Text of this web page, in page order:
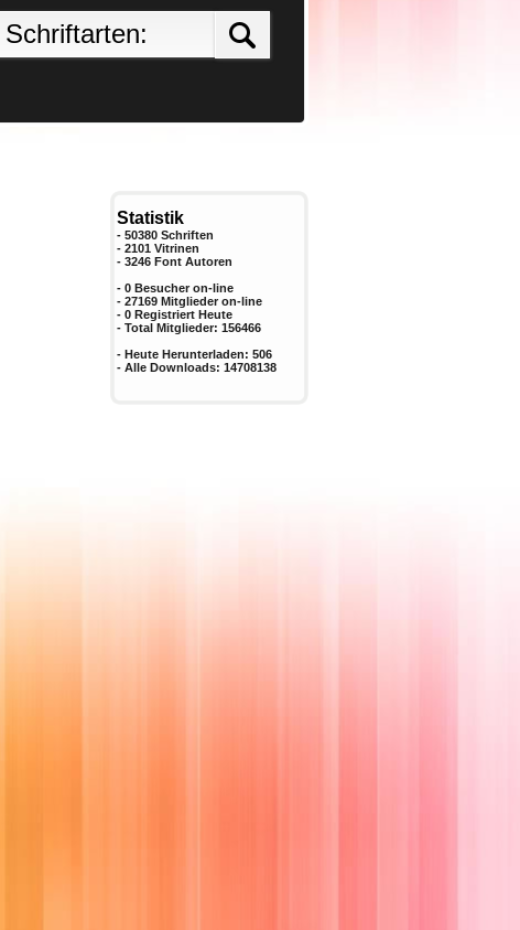
Statistik
- 50380 Schriften
- 2101 Vitrinen
- 3246 Font Autoren
- 0 Besucher on-line
- 27169 Mitglieder on-line
- 0 Registriert Heute
- Total Mitglieder: 156466
- Heute Herunterladen: 506
- Alle Downloads: 14708138